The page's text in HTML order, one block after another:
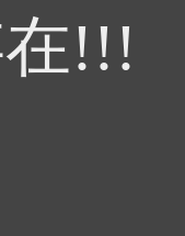
!!!